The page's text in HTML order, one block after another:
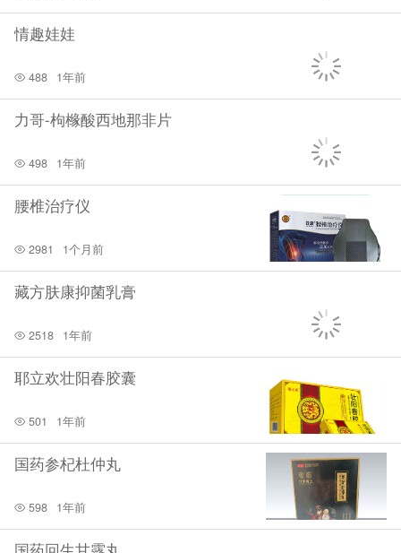
情趣娃娃
488 1年前
力哥-枸橼酸西地那非片
498 1年前
腰椎治疗仪
2981 1个月前
藏方肤康抑菌乳膏
2518 1年前
耶立欢壮阳春胶囊
501 1年前
国药参杞杜仲丸
598 1年前